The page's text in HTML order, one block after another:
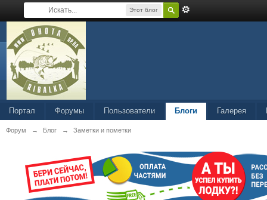
Этот блог
Портал Форумы Пользователи Блоги Галерея
Форум → Блог → Заметки и пометки